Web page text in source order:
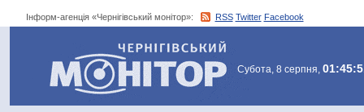
Інформ-агенція «Чернігівський монітор»: RSS Twitter Facebook
Інформ-агенція
«Чернігівський монітор»
Субота, 8 серпня,